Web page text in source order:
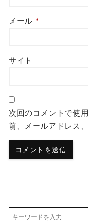
メール *
サイト
次回のコメントで使
前、メールアドレス